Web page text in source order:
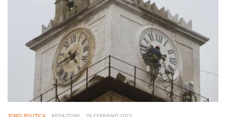
JONIO POLITICA REDAZIONE 06 FEBBRAIO 2025